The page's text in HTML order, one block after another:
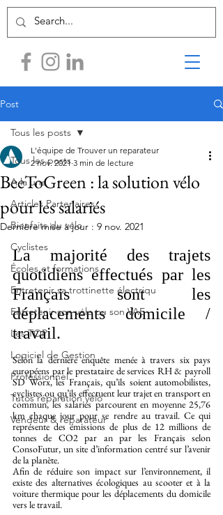
Post
Tous les posts
A la une
Articles Partenaires
Bienfaits du vélo
Cyclistes
Écoles et formations
Entretenir sa trottinette électriqu
Entretenir son vélo ou son VAE
Les TOP
Logiciel de Gestion
Professionnel
Tutos réparation vélo
Vendeur & réparateur
Tous les posts
BeeToGreen : la solution vélo
pour les salariés
L'équipe de Trouver un reparateur
2 nov. 2021 3 min de lecture
Dernière mise à jour : 9 nov. 2021
La majorité des trajets
quotidiens effectués par les
Français sont les
déplacements domicile /
travail.
Selon la dernière enquête menée à travers six pays
européens par le prestataire de services RH & payroll
SD Worx, les Français, qu’ils soient automobilistes,
cyclistes ou qu’ils effectuent leur trajet en transport en
commun, les salariés parcourent en moyenne 25,76
km chaque jour pour se rendre au travail. Ce qui
représente des émissions de plus de 12 millions de
tonnes de CO2 par an par les Français selon
ConsoFutur, un site d’information centré sur l’avenir
de la planète.
Afin de réduire son impact sur l’environnement, il
existe des alternatives écologiques au scooter et à la
voiture thermique pour les déplacements du domicile
vers le travail.